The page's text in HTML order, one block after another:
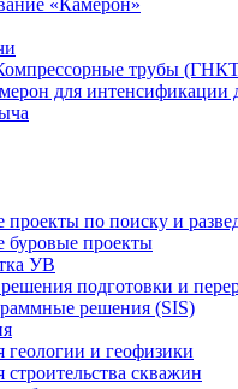
«Камерон»
трубы
для интенсификации
по поиску и
буровые проекты
УВ
подготовки и
решения (SIS)
геологии и геофизики
скважин